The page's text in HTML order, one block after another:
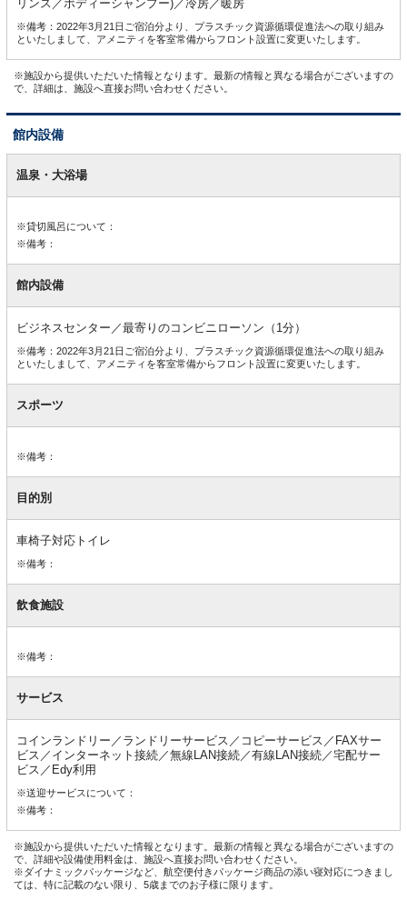
リンス／ボディーシャンプー)／冷房／暖房
※備考：2022年3月21日ご宿泊分より、プラスチック資源循環促進法への取り組み
といたしまして、アメニティを客室常備からフロント設置に変更いたします。
※施設から提供いただいた情報となります。最新の情報と異なる場合がございますの
で、詳細は、施設へ直接お問い合わせください。
館内設備
内温泉・大浴場
※貸切風呂について：
※備考：
館内設備
ビジネスセンター／最寄りのコンビニローソン（1分）
※備考：2022年3月21日ご宿泊分より、プラスチック資源循環促進法への取り組み
といたしまして、アメニティを客室常備からフロント設置に変更いたします。
スポーツ
※備考：
目的別
車椅子対応トイレ
※備考：
飲食施設
※備考：
サービス
コインランドリー／ランドリーサービス／コピーサービス／FAXサー
ビス／インターネット接続／無線LAN接続／有線LAN接続／宅配サー
ビス／Edy利用
※送迎サービスについて：
※備考：
※施設から提供いただいた情報となります。最新の情報と異なる場合がございますの
で、詳細や設備使用料金は、施設へ直接お問い合わせください。
※ダイナミックパッケージなど、航空便付きパッケージ商品の添い寝対応につきまし
ては、特に記載のない限り、5歳までのお子様に限ります。